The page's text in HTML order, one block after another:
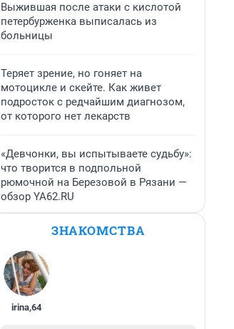
Выжившая после атаки с кислотой
петербурженка выписалась из
больницы
Теряет зрение, но гоняет на
мотоцикле и скейте. Как живет
подросток с редчайшим диагнозом,
от которого нет лекарств
«Девчонки, вы испытываете судьбу»:
что творится в подпольной
рюмочной на Березовой в Рязани —
обзор YA62.RU
ЗНАКОМСТВА
irina,64